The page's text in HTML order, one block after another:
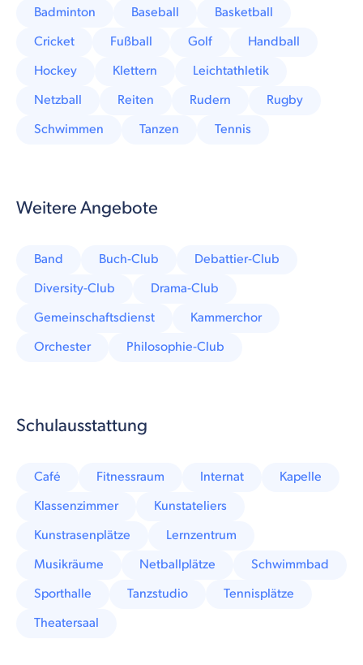
Badminton Baseball
Basketball
Cricket
Fußball Golf
Handball
Hockey
Klettern
Leichtathletik
Netzball
Reiten Rudern
Rugby
Schwimmen
Tanzen Tennis
Weitere Angebote
Band Buch-Club
Debattier-Club
Diversity-Club
Drama-Club
Gemeinschaftsdienst
Kammerchor
Orchester
Philosophie-Club
Schulausstattung
Café Fitnessraum Internat
Kapelle
Klassenzimmer
Kunstateliers
Kunstrasenplätze
Lernzentrum
Musikräume
Netballplätze
Schwimmbad
Sporthalle
Tanzstudio
Tennisplätze
Theatersaal